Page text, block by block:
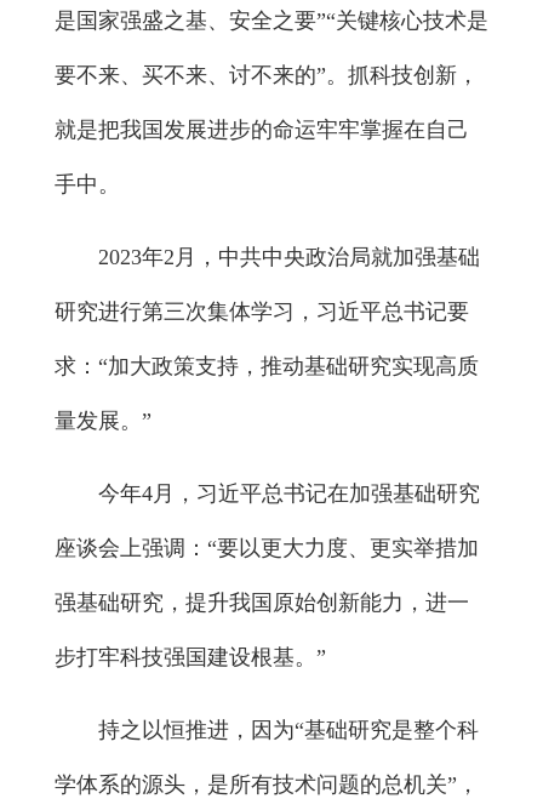
是国家强盛之基、安全之要”“关键核心技术是
要不来、买不来、讨不来的”。抓科技创新，
就是把我国发展进步的命运牢牢掌握在自己
手中。
2023年2月，中共中央政治局就加强基础
研究进行第三次集体学习，习近平总书记要
求：“加大政策支持，推动基础研究实现高质
量发展。”
今年4月，习近平总书记在加强基础研究
座谈会上强调：“要以更大力度、更实举措加
强基础研究，提升我国原始创新能力，进一
步打牢科技强国建设根基。”
持之以恒推进，因为“基础研究是整个科
学体系的源头，是所有技术问题的总机关”，